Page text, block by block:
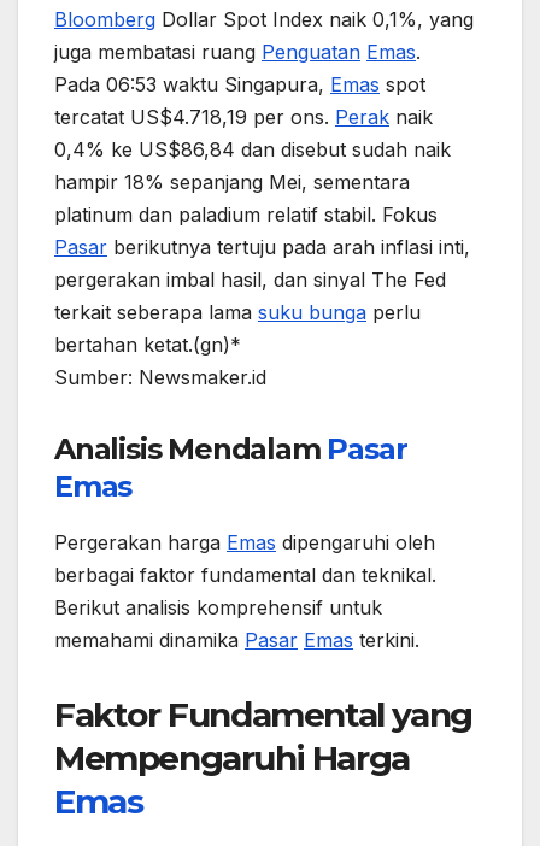
Bloomberg Dollar Spot Index naik 0,1%, yang
juga membatasi ruang Penguatan Emas.
Pada 06:53 waktu Singapura, Emas spot
tercatat US$4.718,19 per ons. Perak naik
0,4% ke US$86,84 dan disebut sudah naik
hampir 18% sepanjang Mei, sementara
platinum dan paladium relatif stabil. Fokus
Pasar berikutnya tertuju pada arah inflasi inti,
pergerakan imbal hasil, dan sinyal The Fed
terkait seberapa lama suku bunga perlu
bertahan ketat.(gn)*
Sumber: Newsmaker.id
Analisis Mendalam Pasar
Emas
Pergerakan harga Emas dipengaruhi oleh
berbagai faktor fundamental dan teknikal.
Berikut analisis komprehensif untuk
memahami dinamika Pasar Emas terkini.
Faktor Fundamental yang
Mempengaruhi Harga
Emas